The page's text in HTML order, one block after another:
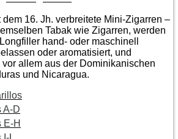
16. Jh. verbreitete Mini-Zigarren –
Tabak wie Zigarren, werden
hand- oder maschinell
oder aromatisiert, und
allem aus der Dominikanischen
und Nicaragua.
A-D
E-H